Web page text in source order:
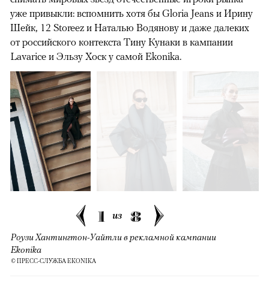
уже привыкли: вспомнить хотя бы Gloria Jeans и Ирину
Шейк, 12 Storeez и Наталью Водянову и даже далеких
от российского контекста Тину Кунаки в кампании
Lavarice и Эльзу Хоск у самой Ekonika.
1 из 8
Роузи Хантингтон-Уайтли в рекламной кампании
Ekonika
© ПРЕСС-СЛУЖБА EKONIKA